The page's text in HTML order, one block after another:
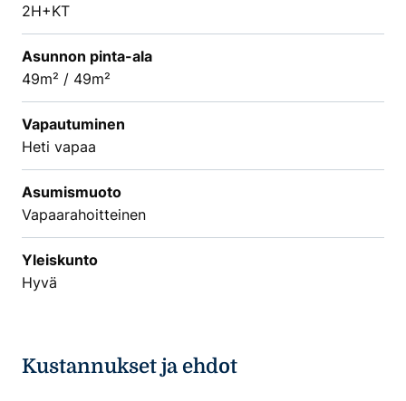
2H+KT
Asunnon pinta-ala
49m² / 49m²
Vapautuminen
Heti vapaa
Asumismuoto
Vapaarahoitteinen
Yleiskunto
Hyvä
Kustannukset ja ehdot